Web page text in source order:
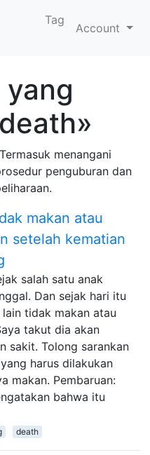
Tag
Account
menangani
penguburan dan
makan atau
setelah kematian
salah satu anak
Dan sejak hari itu
tidak makan atau
takut dia akan
sakit. Tolong sarankan
harus dilakukan
makan. Pembaruan:
bahwa itu
death